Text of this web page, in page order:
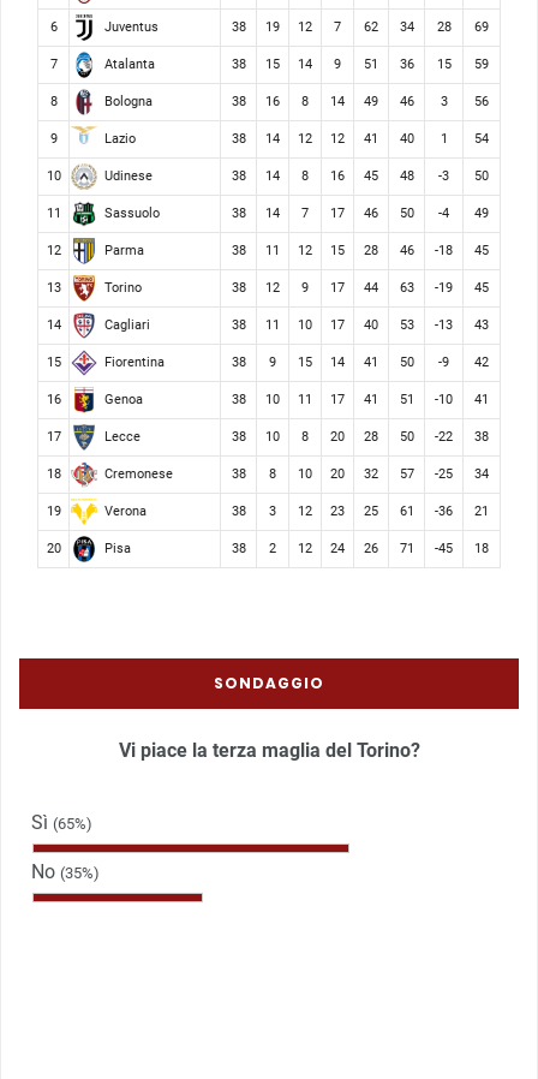
6 Juventus 38 19 12 7 62 34 28 69
7 Atalanta 38 15 14 9 51 36 15 59
8 Bologna 38 16 8 14 49 46 3 56
9 Lazio 38 14 12 12 41 40 1 54
10 Udinese 38 14 8 16 45 48 -3 50
11 Sassuolo 38 14 7 17 46 50 -4 49
12 Parma 38 11 12 15 28 46 -18 45
13 Torino 38 12 9 17 44 63 -19 45
14 Cagliari 38 11 10 17 40 53 -13 43
15 Fiorentina 38 9 15 14 41 50 -9 42
16 Genoa 38 10 11 17 41 51 -10 41
17 Lecce 38 10 8 20 28 50 -22 38
18 Cremonese 38 8 10 20 32 57 -25 34
19 Verona 38 3 12 23 25 61 -36 21
20 Pisa 38 2 12 24 26 71 -45 18
SONDAGGIO
Vi piace la terza maglia del Torino?
Sì (65%)
No (35%)